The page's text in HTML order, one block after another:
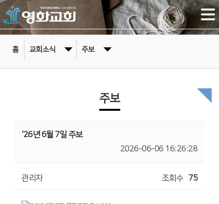
홈 교회소식 주보
주보
'26년 6월 7일 주보
2026-06-06 16:26:28
관리자 조회수 75